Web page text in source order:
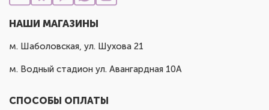
НАШИ МАГАЗИНЫ
м. Шаболовская, ул. Шухова 21
м. Водный стадион ул. Авангардная 10А
СПОСОБЫ ОПЛАТЫ